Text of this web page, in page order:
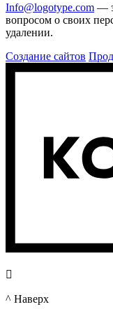
Info@logotype.com —
вопросом о своих
удалении.
Создание сайтов

^ Наверх